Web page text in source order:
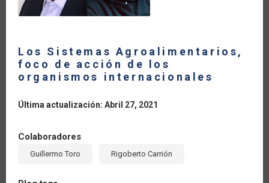
Los Sistemas Agroalimentarios,
foco de acción de los
organismos internacionales
Última actualización: Abril 27, 2021
Colaboradores
Guillermo Toro Rigoberto Carrión